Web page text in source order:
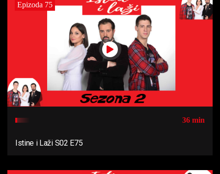
Epizoda 75
36 min
Istine i Laži S02 E75